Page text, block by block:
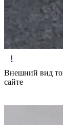
Внешний вид
сайте